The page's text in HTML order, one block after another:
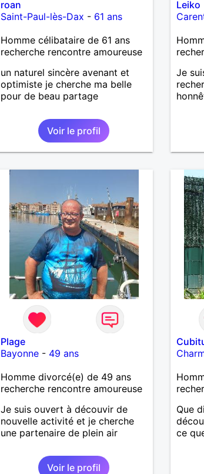
roan
Saint-Paul-lès-Dax - 61 ans
Homme célibataire de 61 ans
recherche rencontre amoureuse
un naturel sincère avenant et
optimiste je cherche ma belle
pour de beau partage
Voir le profil
Leiko
Je
Plage
Bayonne- 49 ans
Homme divorcé(e) de 49 ans
recherche rencontre amoureuse
Je suis ouvert à découvir de
nouvelle activité et je cherche
une partenaire de plein air
Voir le profil
Que
ce